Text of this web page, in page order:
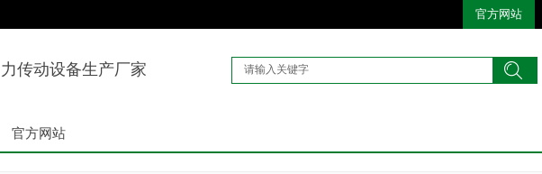
官方网站
搜索
搜 索
传动设备生产厂家
官方网站